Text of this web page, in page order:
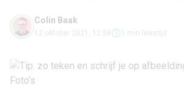
Colin Baak
12 oktober 2021, 12:58 1 min leestijd